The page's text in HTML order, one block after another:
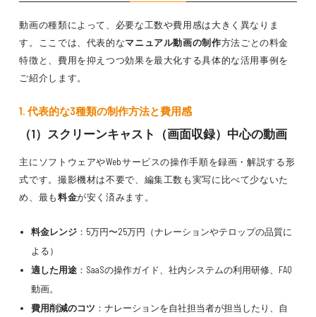
動画の種類によって、必要な工数や費用感は大きく異なりま
す。ここでは、代表的なマニュアル動画の制作方法ごとの料金
特徴と、費用を抑えつつ効果を最大化する具体的な活用事例を
ご紹介します。
1. 代表的な3種類の制作方法と費用感
（1）スクリーンキャスト（画面収録）中心の動画
主にソフトウェアやWebサービスの操作手順を録画・解説する形
式です。撮影機材は不要で、編集工数も実写に比べて少ないた
め、最も料金が安く済みます。
料金レンジ：5万円〜25万円（ナレーションやテロップの品質に
よる）
適した用途：SaaSの操作ガイド、社内システムの利用研修、FAQ
動画。
費用削減のコツ ：ナレーションを自社担当者が担当したり、自